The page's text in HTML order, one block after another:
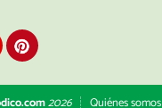
2026 Quiénes somos